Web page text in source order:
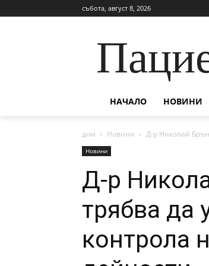
събота, август 8, 2026
НАЧАЛО НОВИНИ
дом Новини Д-р Николай
Новини
Д-р
трябва да
контрола